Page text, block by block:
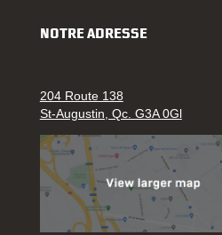
NOTRE ADRESSE
204 Route 138
St-Augustin, Qc. G3A 0Gl